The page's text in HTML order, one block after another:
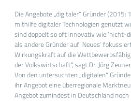
Die Angebote „digitaler“ Gründer
mithilfe digitaler Technologien genutzt
sind doppelt so oft innovativ wie ’nicht-
als andere Gründer auf ‚Neues‘
Wirkungskraft auf die
der Volkswirtschaft“, sagt Dr. Jörg
Von den untersuchten „digitalen“
ihr Angebot eine überregionale
Angebot zumindest in Deutschland